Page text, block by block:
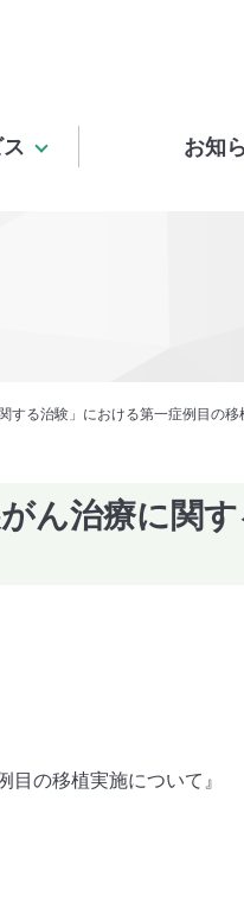
お知
する治験」における第一症例目の移
ん治療に関
の移植実施について』